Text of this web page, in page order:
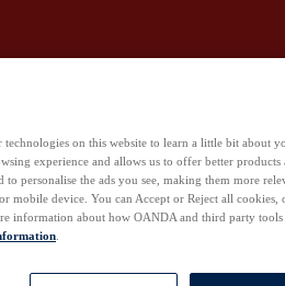
technologies on this website to learn a little bit about
experience and allows us to offer better products
to personalise the ads you see, making them more
mobile device. You can Accept or Reject all cookies,
information about how OANDA and third party tools